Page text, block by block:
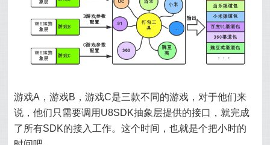
游戏A，游戏B，游戏C是三款不同的游戏，对于他们来
说，他们只需要调用U8SDK抽象层提供的接口，就完成
了所有SDK的接入工作。这个时间，也就是个把小时的